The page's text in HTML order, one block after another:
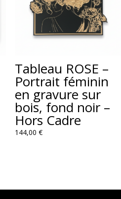
Tableau ROSE –
Portrait féminin
en gravure sur
bois, fond noir –
Hors Cadre
144,00 €